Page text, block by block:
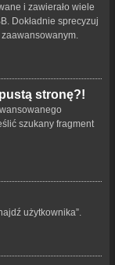
i zawierało wiele
Dokładnie sprecyzuj
stronę?!
szukany fragment
użytkownika”.